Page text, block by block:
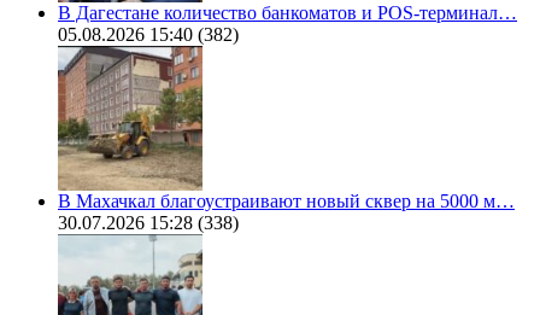
В Дагестане количество банкоматов и POS-терминал…
05.08.2026 15:40 (382)
В Махачкал благоустраивают новый сквер на 5000 м…
30.07.2026 15:28 (338)